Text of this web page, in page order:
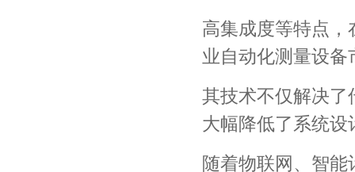
高集成度等特点
业自动化测量设
其技术不仅解决了
大幅降低了系统设
随着物联网、智